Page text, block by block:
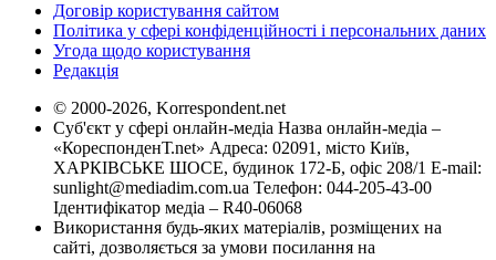
Договір користування сайтом
Політика у сфері конфіденційності і персональних даних
Угода щодо користування
Редакція
© 2000-2026, Korrespondent.net
Суб'єкт у сфері онлайн-медіа Назва онлайн-медіа –
«КореспонденТ.net» Адреса: 02091, місто Київ,
ХАРКІВСЬКЕ ШОСЕ, будинок 172-Б, офіс 208/1 E-mail:
sunlight@mediadim.com.ua Телефон: 044-205-43-00
Ідентифікатор медіа – R40-06068
Використання будь-яких матеріалів, розміщених на
сайті, дозволяється за умови посилання на